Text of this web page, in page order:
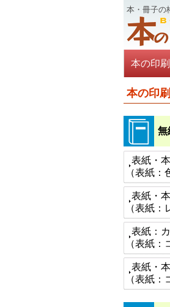
本・冊子の
本の印
本の印
無
表紙・
（表紙：
表紙・
（表紙：
表紙：
（表紙：
表紙・
（表紙：